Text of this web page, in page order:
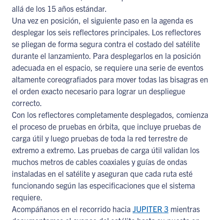
allá de los 15 años estándar.
Una vez en posición, el siguiente paso en la agenda es
desplegar los seis reflectores principales. Los reflectores
se pliegan de forma segura contra el costado del satélite
durante el lanzamiento. Para desplegarlos en la posición
adecuada en el espacio, se requiere una serie de eventos
altamente coreografiados para mover todas las bisagras en
el orden exacto necesario para lograr un despliegue
correcto.
Con los reflectores completamente desplegados, comienza
el proceso de pruebas en órbita, que incluye pruebas de
carga útil y luego pruebas de toda la red terrestre de
extremo a extremo. Las pruebas de carga útil validan los
muchos metros de cables coaxiales y guías de ondas
instaladas en el satélite y aseguran que cada ruta esté
funcionando según las especificaciones que el sistema
requiere.
Acompáñanos en el recorrido hacia JUPITER 3 mientras